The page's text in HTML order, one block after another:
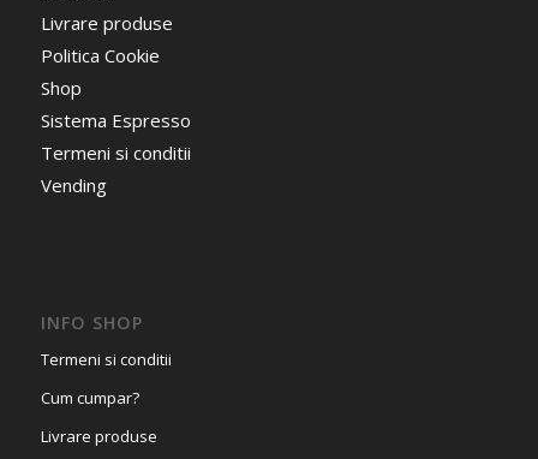
Livrare produse
Politica Cookie
Shop
Sistema Espresso
Termeni si conditii
Vending
INFO SHOP
Termeni si conditii
Cum cumpar?
Livrare produse